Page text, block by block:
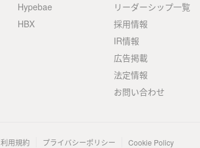
Hypebae
HBX
リーダーシップ一覧
採用情報
IR情報
広告掲載
法定情報
お問い合わせ
利用規約 プライバシーポリシー Cookie Policy